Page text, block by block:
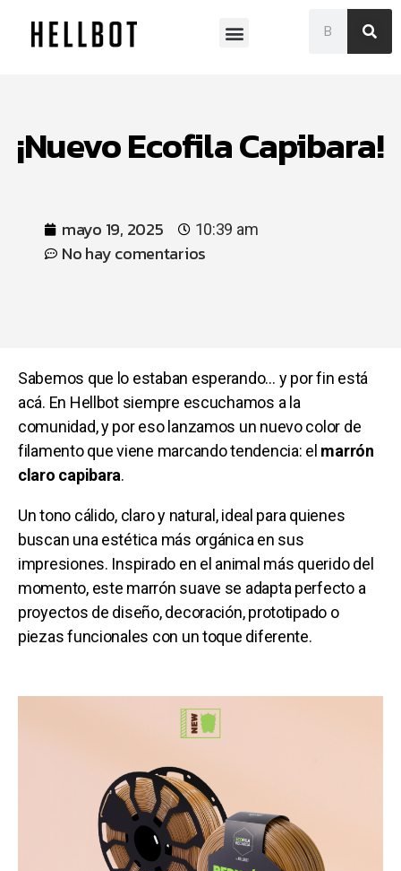
¡Nuevo Ecofila Capibara!
mayo 19, 2025 10:39 am
No hay comentarios
Sabemos que lo estaban esperando… y por fin está
acá. En Hellbot siempre escuchamos a la
comunidad, y por eso lanzamos un nuevo color de
filamento que viene marcando tendencia: el marrón
claro capibara.
Un tono cálido, claro y natural, ideal para quienes
buscan una estética más orgánica en sus
impresiones. Inspirado en el animal más querido del
momento, este marrón suave se adapta perfecto a
proyectos de diseño, decoración, prototipado o
piezas funcionales con un toque diferente.